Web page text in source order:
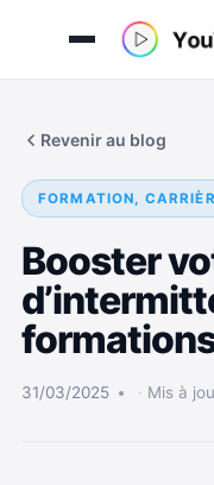
Revenir au blog
FORMATION,
Booster
31/03/2025 Mis à